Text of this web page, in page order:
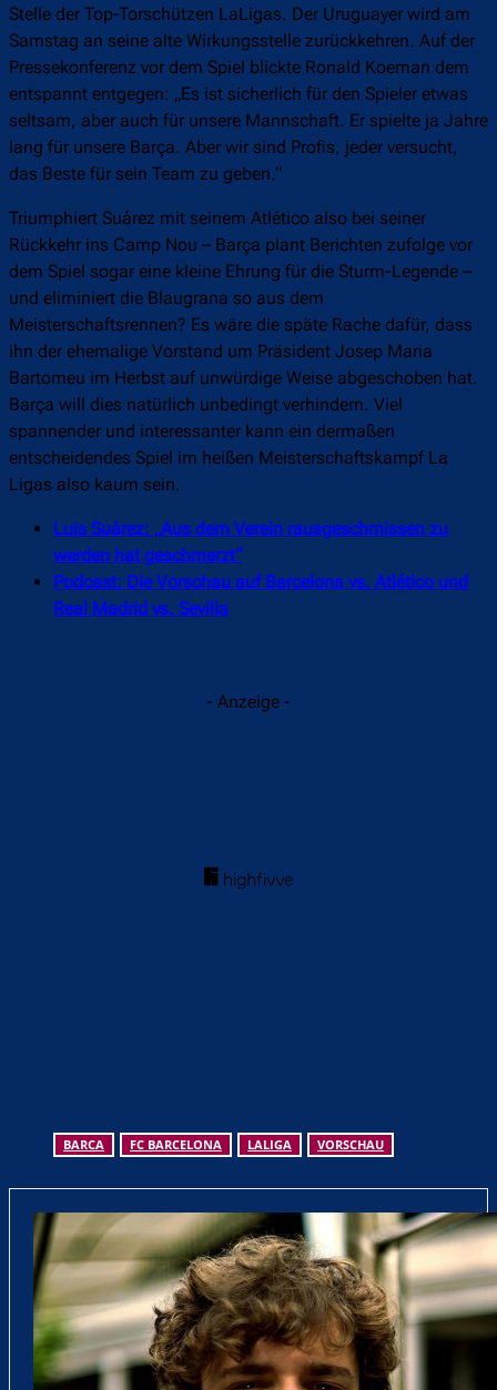
Stelle der Top-Torschützen LaLigas. Der Uruguayer wird am
Samstag an seine alte Wirkungsstelle zurückkehren. Auf der
Pressekonferenz vor dem Spiel blickte Ronald Koeman dem
entspannt entgegen: „Es ist sicherlich für den Spieler etwas
seltsam, aber auch für unsere Mannschaft. Er spielte ja Jahre
lang für unsere Barça. Aber wir sind Profis, jeder versucht,
das Beste für sein Team zu geben.“
Triumphiert Suárez mit seinem Atlético also bei seiner
Rückkehr ins Camp Nou – Barça plant Berichten zufolge vor
dem Spiel sogar eine kleine Ehrung für die Sturm-Legende –
und eliminiert die Blaugrana so aus dem
Meisterschaftsrennen? Es wäre die späte Rache dafür, dass
ihn der ehemalige Vorstand um Präsident Josep Maria
Bartomeu im Herbst auf unwürdige Weise abgeschoben hat.
Barça will dies natürlich unbedingt verhindern. Viel
spannender und interessanter kann ein dermaßen
entscheidendes Spiel im heißen Meisterschaftskampf La
Ligas also kaum sein.
Luis Suárez: „Aus dem Verein rausgeschmissen zu
werden hat geschmerzt“
Podcast: Die Vorschau auf Barcelona vs. Atlético und
Real Madrid vs. Sevilla
- Anzeige -
BARCA FC BARCELONA LALIGA VORSCHAU